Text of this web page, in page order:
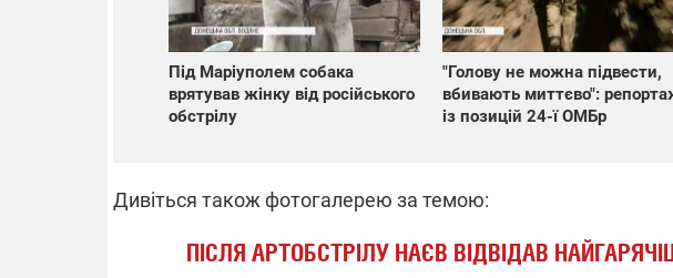
Під Маріуполем собака
врятував жінку від російського
обстрілу
"Голову не можна підвести,
вбивають миттєво":
із позицій 24-ї ОМБр
Дивіться також фотогалерею за темою:
ПІСЛЯ АРТОБСТРІЛУ НАЄВ ВІДВІДАВ